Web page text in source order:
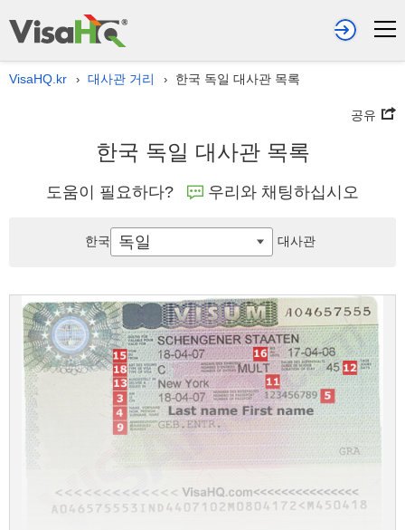
VisaHQ.kr › 대사관 거리 › 한국 독일 대사관 목록
공유
한국 독일 대사관 목록
도움이 필요하다? 우리와 채팅하십시오
한국 독일 대사관